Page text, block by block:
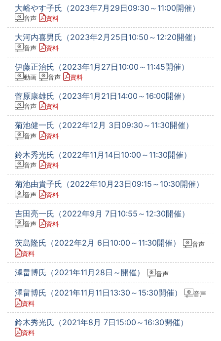
大峪やす子氏（2023年7月29日09:30～11:00開催）
音声 資料
大河内喜男氏（2023年2月25日10:50～12:20開催）
音声 資料
伊藤正治氏（2023年1月27日10:00～11:45開催）
動画 音声 資料
菅原康雄氏（2023年1月21日14:00～16:00開催）
音声 資料
菊池健一氏（2022年12月 3日09:30～11:30開催）
音声 資料
鈴木秀光氏（2022年11月14日10:00～11:30開催）
音声 資料
菊池由貴子氏（2022年10月23日09:15～10:30開催）
音声 資料
吉田亮一氏（2022年9月 7日10:55～12:30開催）
音声 資料
茨島隆氏（2022年2月 6日10:00～11:30開催）
音声
資料
澤畠博氏（2021年11月28日～開催） 音声
澤畠博氏（2021年11月11日13:30～15:30開催）
音声
資料
鈴木秀光氏（2021年8月 7日15:00～16:30開催）
資料